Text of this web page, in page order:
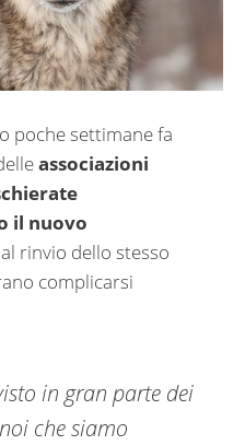
poche settimane fa
associazioni
il nuovo
rinvio dello stesso
complicarsi
in gran parte dei
che siamo